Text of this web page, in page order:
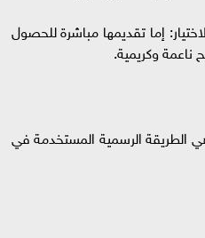
إما تقديمها مباشرة للحصول
وكريمية.
الطريقة الرسمية المستخدمة في